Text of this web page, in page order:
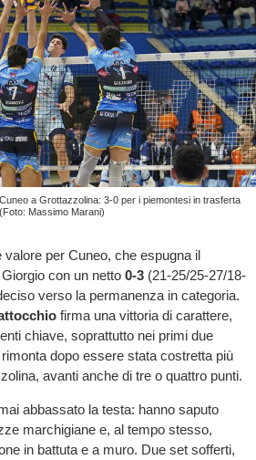
a Grottazzolina: 3-0 per i piemontesi in trasferta
(Foto: Massimo Marani)
per Cuneo, che espugna il
con un netto 0-3(21-25/25-27/18-
verso la permanenza in categoria.
firma una vittoria di carattere,
chiave, soprattutto nei primi due
dopo essere stata costretta più
avanti anche di tre o quattro punti.
abbassato la testa: hanno saputo
marchigiane e, al tempo stesso,
in battuta e a muro. Due set sofferti,